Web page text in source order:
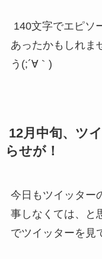
140文字でエピソ
あったかもしれま
う(;´∀｀)
12月中旬、ツ
らせが！
今日もツイッター
事しなくては、と
でツイッターを見